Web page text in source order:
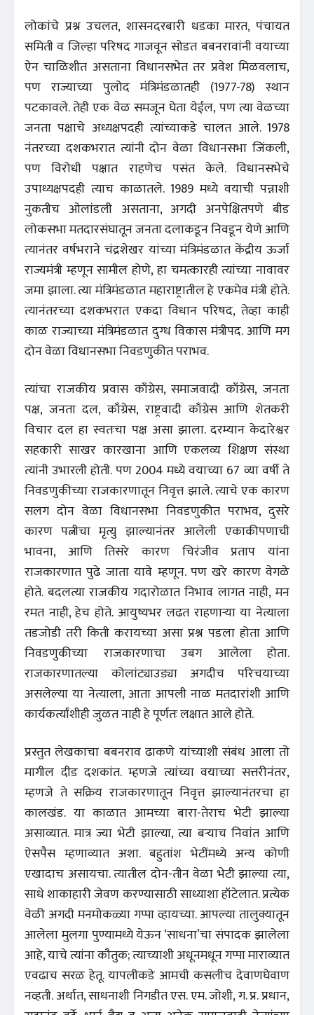
लोकांचे प्रश्न उचलत, शासनदरबारी धडका मारत, पंचायत
समिती व जिल्हा परिषद गाजवून सोडत बबनरावांनी वयाच्या
ऐन चाळिशीत असताना विधानसभेत तर प्रवेश मिळवलाच,
पण राज्याच्या पुलोद मंत्रिमंडळातही (1977-78) स्थान
पटकावले. तेही एक वेळ समजून घेता येईल, पण त्या वेळच्या
जनता पक्षाचे अध्यक्षपदही त्यांच्याकडे चालत आले. 1978
नंतरच्या दशकभरात त्यांनी दोन वेळा विधानसभा जिंकली,
पण विरोधी पक्षात राहणेच पसंत केले. विधानसभेचे
उपाध्यक्षपदही त्याच काळातले. 1989 मध्ये वयाची पन्नाशी
नुकतीच ओलांडली असताना, अगदी अनपेक्षितपणे बीड
लोकसभा मतदारसंघातून जनता दलाकडून निवडून येणे आणि
त्यानंतर वर्षभराने चंद्रशेखर यांच्या मंत्रिमंडळात केंद्रीय ऊर्जा
राज्यमंत्री म्हणून सामील होणे, हा चमत्कारही त्यांच्या नावावर
जमा झाला. त्या मंत्रिमंडळात महाराष्ट्रातील हे एकमेव मंत्री होते.
त्यानंतरच्या दशकभरात एकदा विधान परिषद, तेव्हा काही
काळ राज्याच्या मंत्रिमंडळात दुग्ध विकास मंत्रीपद. आणि मग
दोन वेळा विधानसभा निवडणुकीत पराभव.
त्यांचा राजकीय प्रवास काँग्रेस, समाजवादी काँग्रेस, जनता
पक्ष, जनता दल, काँग्रेस, राष्ट्रवादी काँग्रेस आणि शेतकरी
विचार दल हा स्वतःचा पक्ष असा झाला. दरम्यान केदारेश्वर
सहकारी साखर कारखाना आणि एकलव्य शिक्षण संस्था
त्यांनी उभारली होती. पण 2004 मध्ये वयाच्या 67 व्या वर्षी ते
निवडणुकीच्या राजकारणातून निवृत्त झाले. त्याचे एक कारण
सलग दोन वेळा विधानसभा निवडणुकीत पराभव, दुसरे
कारण पत्नीचा मृत्यु झाल्यानंतर आलेली एकाकीपणाची
भावना, आणि तिसरे कारण चिरंजीव प्रताप यांना
राजकारणात पुढे जाता यावे म्हणून. पण खरे कारण वेगळे
होते. बदलत्या राजकीय गदारोळात निभाव लागत नाही, मन
रमत नाही, हेच होते. आयुष्यभर लढत राहणाऱ्या या नेत्याला
तडजोडी तरी किती करायच्या असा प्रश्न पडला होता आणि
निवडणुकीच्या राजकारणाचा उबग आलेला होता.
राजकारणातल्या कोलांट्याउड्या अगदीच परिचयाच्या
असलेल्या या नेत्याला, आता आपली नाळ मतदारांशी आणि
कार्यकर्त्यांशीही जुळत नाही हे पूर्णतः लक्षात आले होते.
प्रस्तुत लेखकाचा बबनराव ढाकणे यांच्याशी संबंध आला तो
मागील दीड दशकांत. म्हणजे त्यांच्या वयाच्या सत्तरीनंतर,
म्हणजे ते सक्रिय राजकारणातून निवृत्त झाल्यानंतरचा हा
कालखंड. या काळात आमच्या बारा-तेराच भेटी झाल्या
असाव्यात. मात्र ज्या भेटी झाल्या, त्या बऱ्याच निवांत आणि
ऐसपैस म्हणाव्यात अशा. बहुतांश भेटींमध्ये अन्य कोणी
एखादाच असायचा. त्यातील दोन-तीन वेळा भेटी झाल्या त्या,
साधे शाकाहारी जेवण करण्यासाठी साध्याशा हॉटेलात. प्रत्येक
वेळी अगदी मनमोकळ्या गप्पा व्हायच्या. आपल्या तालुक्यातून
आलेला मुलगा पुण्यामध्ये येऊन ‘साधना’चा संपादक झालेला
आहे, याचे त्यांना कौतुक; त्याच्याशी अधूनमधून गप्पा माराव्यात
एवढाच सरळ हेतू. यापलीकडे आमची कसलीच देवाणघेवाण
नव्हती. अर्थात, साधनाशी निगडीत एस. एम. जोशी, ग. प्र. प्रधान,